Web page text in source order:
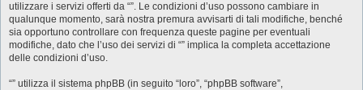
utilizzare i servizi offerti da “”. Le condizioni d’uso possono cambiare in
qualunque momento, sarà nostra premura avvisarti di tali modifiche, benché
sia opportuno controllare con frequenza queste pagine per eventuali
modifiche, dato che l’uso dei servizi di “” implica la completa accettazione
delle condizioni d’uso.
“” utilizza il sistema phpBB (in seguito “loro”, “phpBB software”,